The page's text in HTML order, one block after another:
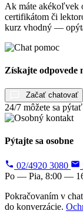
Ak máte akékoľvek
certifikátom či
kurz vhodný —
Získajte odpovede
Začať chatovať
24/7 môžete sa pýtať
Pýtajte sa osobne
02/4920 3080
Po — Pia, 8:00 —
Pokračovaním v
do konverzácie.